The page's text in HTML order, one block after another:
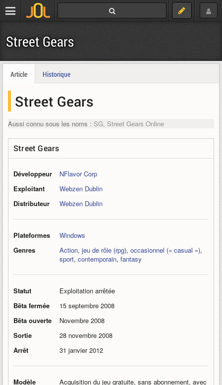
Street Gears
Article Historique
Street Gears
Aussi connu sous les noms : SG, Street Gears Online
Street Gears
Développeur
NFlavor Corp
Exploitant
Webzen Dublin
Distributeur
Webzen Dublin
Plateformes
Windows
Genres
Action, jeu de rôle (rpg), occasionnel (« casual »),
sport, contemporain, fantasy
Statut
Exploitation arrêtée
Bêta fermée
15 septembre 2008
Bêta ouverte
Novembre 2008
Sortie
28 novembre 2008
Arrêt
31 janvier 2012
Modèle
Acquisition du jeu gratuite, sans abonnement, avec